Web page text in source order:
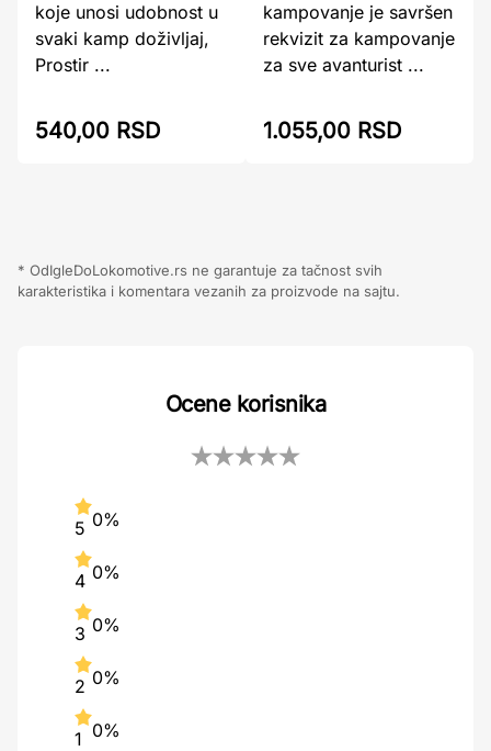
koje unosi udobnost u
svaki kamp doživljaj,
Prostir ...
540,00 RSD
kampovanje je savršen
rekvizit za kampovanje
za sve avanturist ...
1.055,00 RSD
* OdIgleDoLokomotive.rs ne garantuje za tačnost svih
karakteristika i komentara vezanih za proizvode na sajtu.
Ocene korisnika
5 0%
4 0%
3 0%
2 0%
1 0%